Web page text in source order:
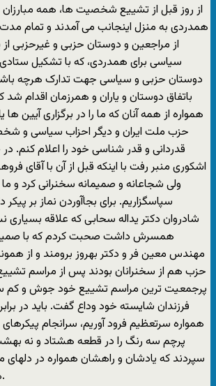
از روز قبل از تشییع شخصیت ها، همه مبارزان
همدردی به منزل اینجانب می آمدند و تمام مدت
از مراجعین و دوستان حزبی و غیرحزبی
سیاسی برای همدردی، که با تشکیل
دوستان حزبی و سیاسی جهت تدارک هرچه
باتفاق دوستان و یاران و همرزمان اقدام شد
همواره از همه آنان که ما را در برگزاری آیین ها
حزب ملت ایران و دیگر احزاب سیاسی و
قدردانی و قدر شناسی خود را اعلام کنم.
اشکوری منبر رفت با اینکه قبل از آن با آقای
ولی شجاعانه و صمیمانه سخنرانی کرد و
سپاسگزاریم. برای بجاآوردن نماز بر
شادروان دکتر یداله سحابی که علاقه بسیاری
همسرش داشت صحبت کردم که با
مهندس معین فر و دکتر بهروز برومند و از
حزب هم از سخنرانان بودند پس از مراسم
پرجمعیت ترین مراسم تشییع خود جوش و کم
فرزندان شایسته خود وداع گفت. باید در
همواره سرتعظیم فرود آوریم، سرانجام
پرچم سه رنگ را در قطعه هشتاد و نه
سپردند که یادشان و راهشان همواره در
های آزاده جاوید است.